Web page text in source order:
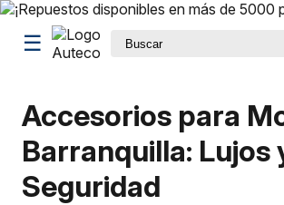
☰
Accesorios para
Barranquilla: Lujos
Seguridad